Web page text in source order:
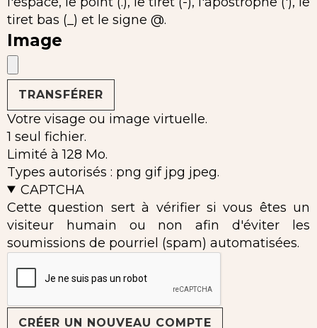
tiret bas (_) et le signe @.
Image
Votre visage ou image virtuelle.
1 seul fichier.
Limité à 128 Mo.
Types autorisés : png gif jpg jpeg.
CAPTCHA
Cette question sert à vérifier si vous êtes un
visiteur humain ou non afin d'éviter les
soumissions de pourriel (spam) automatisées.